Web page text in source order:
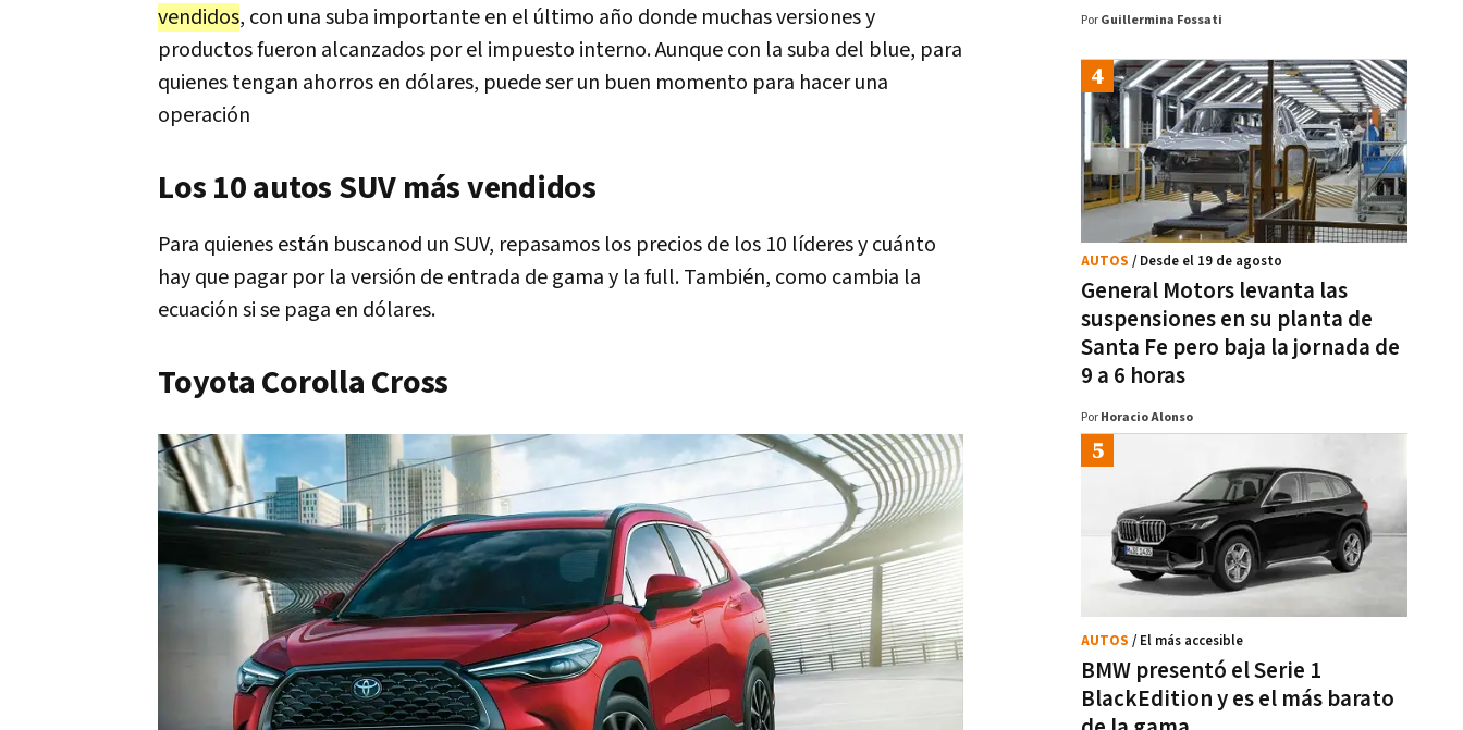
vendidos, con una suba importante en el último año donde muchas versiones y
productos fueron alcanzados por el impuesto interno. Aunque con la suba del blue, para
quienes tengan ahorros en dólares, puede ser un buen momento para hacer una
operación
Los 10 autos SUV más vendidos
Para quienes están buscanod un SUV, repasamos los precios de los 10 líderes y cuánto
hay que pagar por la versión de entrada de gama y la full. También, como cambia la
ecuación si se paga en dólares.
Toyota Corolla Cross
Por Guillermina Fossati
General Motors levanta las
suspensiones en su planta de
Santa Fe pero baja la jornada de
9 a 6 horas
AUTOS / Desde el 19 de agosto
Por Horacio Alonso
BMW presentó el Serie 1
BlackEdition y es el más barato
AUTOS / El más accesible